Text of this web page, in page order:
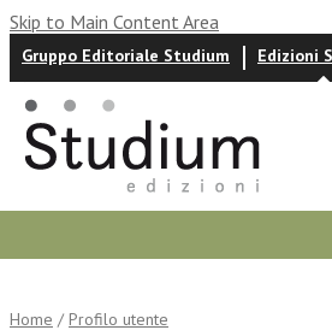
Skip to Main Content Area
Gruppo Editoriale Studium Edizioni
Home / Profilo utente